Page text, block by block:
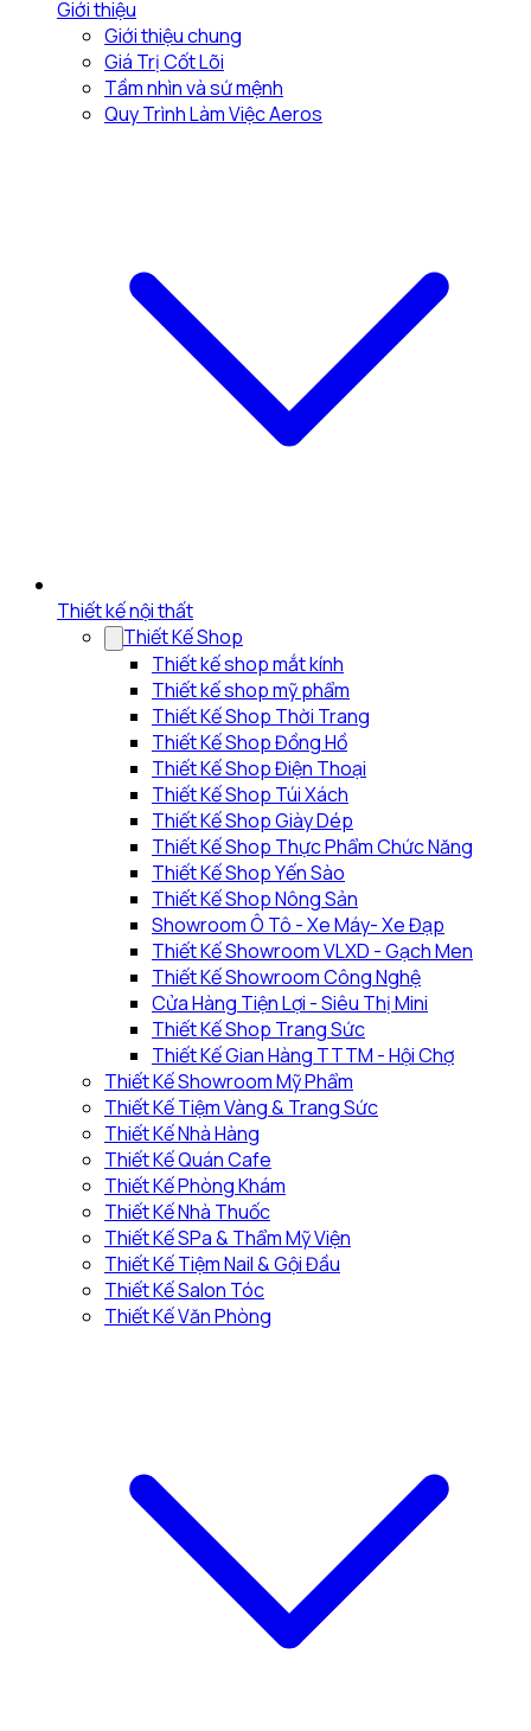
Giới thiệu
Giới thiệu chung
Giá Trị Cốt Lõi
Tầm nhìn và sứ mệnh
Quy Trình Làm Việc Aeros
Thiết kế nội thất
Thiết Kế Shop
Thiết kế shop mắt kính
Thiết kế shop mỹ phẩm
Thiết Kế Shop Thời Trang
Thiết Kế Shop Đồng Hồ
Thiết Kế Shop Điện Thoại
Thiết Kế Shop Túi Xách
Thiết Kế Shop Giày Dép
Thiết Kế Shop Thực Phẩm Chức Năng
Thiết Kế Shop Yến Sào
Thiết Kế Shop Nông Sản
Showroom Ô Tô - Xe Máy- Xe Đạp
Thiết Kế Showroom VLXD - Gạch Men
Thiết Kế Showroom Công Nghệ
Cửa Hàng Tiện Lợi - Siêu Thị Mini
Thiết Kế Shop Trang Sức
Thiết Kế Gian Hàng TTTM - Hội Chợ
Thiết Kế Showroom Mỹ Phẩm
Thiết Kế Tiệm Vàng & Trang Sức
Thiết Kế Nhà Hàng
Thiết Kế Quán Cafe
Thiết Kế Phòng Khám
Thiết Kế Nhà Thuốc
Thiết Kế SPa & Thẩm Mỹ Viện
Thiết Kế Tiệm Nail & Gội Đầu
Thiết Kế Salon Tóc
Thiết Kế Văn Phòng